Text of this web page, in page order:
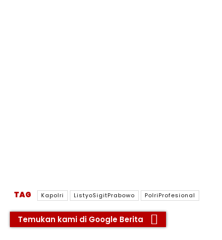
TAG Kapolri ListyoSigitPrabowo PolriProfesional
Temukan kami di Google Berita